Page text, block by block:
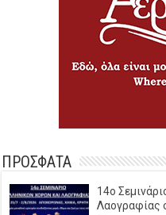
ΠΡΟΣΦΑΤΑ
14o
Λαογραφίας